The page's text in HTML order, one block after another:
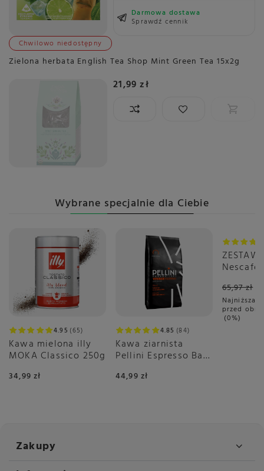
Darmowa dostawa
Sprawdź cennik
Chwilowo niedostępny
Zielona herbata English Tea Shop Mint Green Tea 15x2g
21,99 zł
Wybrane specjalnie dla Ciebie
4.95 65
Kawa mielona illy
MOKA Classico 250g
34,99 zł
4.85 84
Kawa ziarnista
Pellini Espresso Bar
44,99 zł
Okazja
Nescafé
3x16
65,97 zł
Najniższa
przed
0%
Zakupy